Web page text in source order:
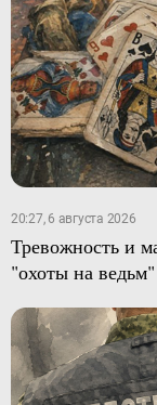
20:27, 6 августа 2026
Тревожность и
"охоты на